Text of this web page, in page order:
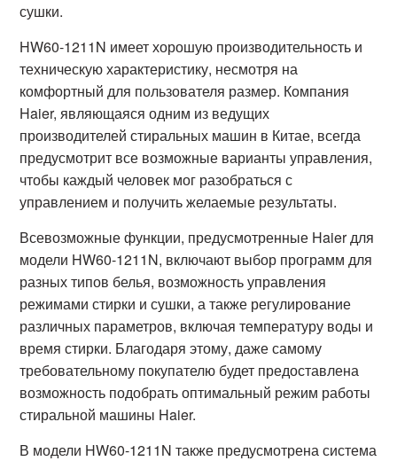
сушки.
HW60-1211N имеет хорошую производительность и
техническую характеристику, несмотря на
комфортный для пользователя размер. Компания
Haier, являющаяся одним из ведущих
производителей стиральных машин в Китае, всегда
предусмотрит все возможные варианты управления,
чтобы каждый человек мог разобраться с
управлением и получить желаемые результаты.
Всевозможные функции, предусмотренные Haier для
модели HW60-1211N, включают выбор программ для
разных типов белья, возможность управления
режимами стирки и сушки, а также регулирование
различных параметров, включая температуру воды и
время стирки. Благодаря этому, даже самому
требовательному покупателю будет предоставлена
возможность подобрать оптимальный режим работы
стиральной машины Haier.
В модели HW60-1211N также предусмотрена система